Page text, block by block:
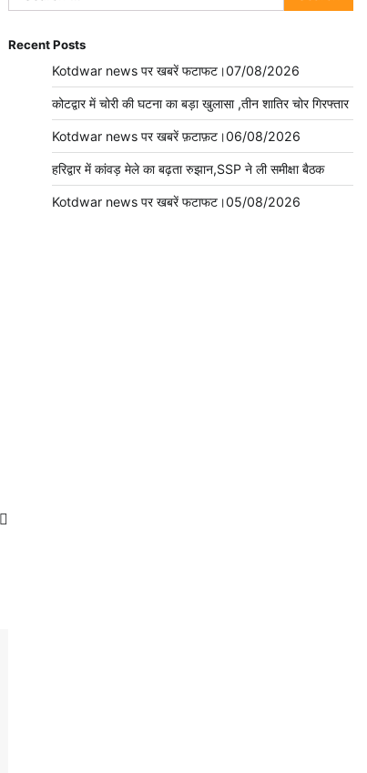
for:
Recent Posts
Kotdwar news पर खबरें फटाफट।07/08/2026
कोटद्वार में चोरी की घटना का बड़ा खुलासा ,तीन शातिर चोर गिरफ्तार
Kotdwar news पर खबरें फ़टाफ़ट।06/08/2026
हरिद्वार में कांवड़ मेले का बढ़ता रुझान,SSP ने ली समीक्षा बैठक
Kotdwar news पर खबरें फटाफट।05/08/2026